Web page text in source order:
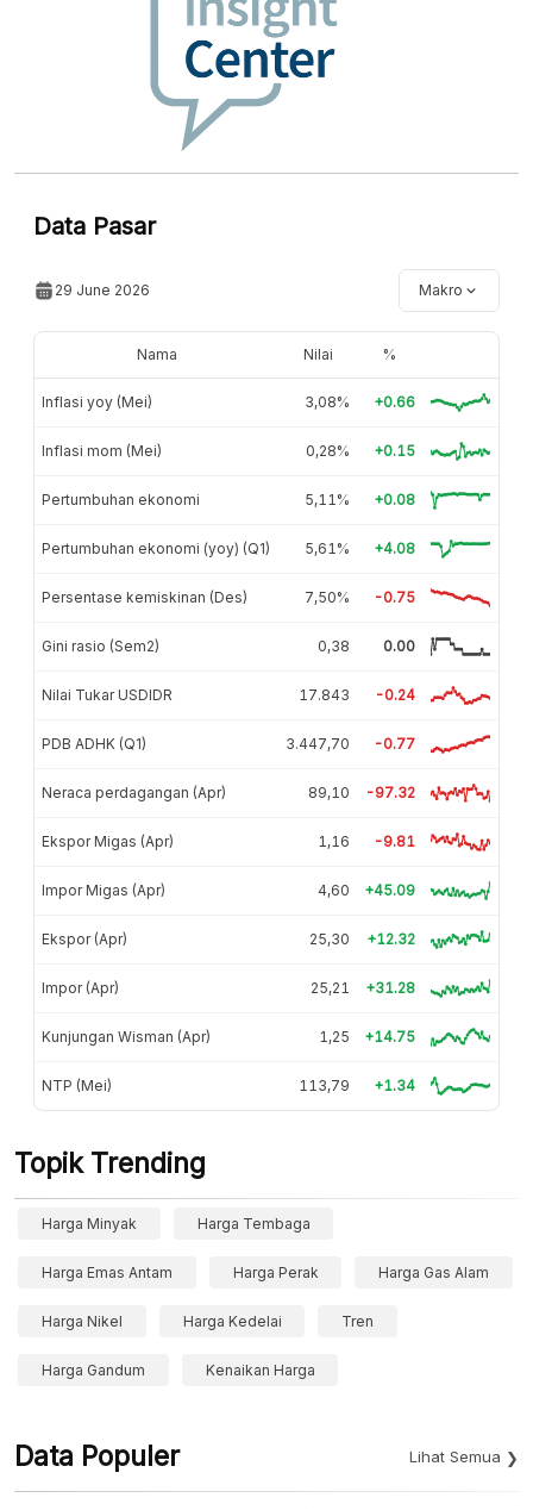
Data Pasar
29 June 2026 Makro
Nama Nilai %
Inflasi yoy (Mei) 3,08% +0.66
Inflasi mom (Mei) 0,28% +0.15
Pertumbuhan ekonomi 5,11% +0.08
Pertumbuhan ekonomi (yoy) (Q1) 5,61% +4.08
Persentase kemiskinan (Des) 7,50% -0.75
Gini rasio (Sem2) 0,38 0.00
Nilai Tukar USDIDR 17.843 -0.24
PDB ADHK (Q1) 3.447,70 -0.77
Neraca perdagangan (Apr) 89,10 -97.32
Ekspor Migas (Apr) 1,16 -9.81
Impor Migas (Apr) 4,60 +45.09
Ekspor (Apr) 25,30 +12.32
Impor (Apr) 25,21 +31.28
Kunjungan Wisman (Apr) 1,25 +14.75
NTP (Mei) 113,79 +1.34
Topik Trending
Harga Minyak Harga Tembaga
Harga Emas Antam Harga Perak Harga Gas Alam
Harga Nikel Harga Kedelai Tren
Harga Gandum Kenaikan Harga
Data Populer Lihat Semua